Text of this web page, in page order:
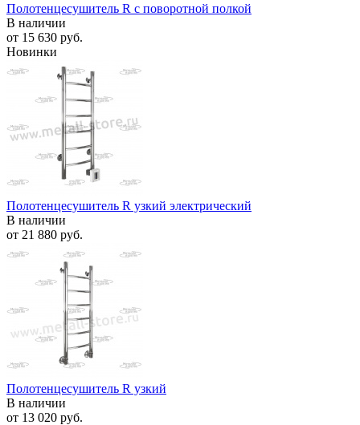
Полотенцесушитель R с поворотной полкой
В наличии
от 15 630 руб.
Новинки
Полотенцесушитель R узкий электрический
В наличии
от 21 880 руб.
Полотенцесушитель R узкий
В наличии
от 13 020 руб.